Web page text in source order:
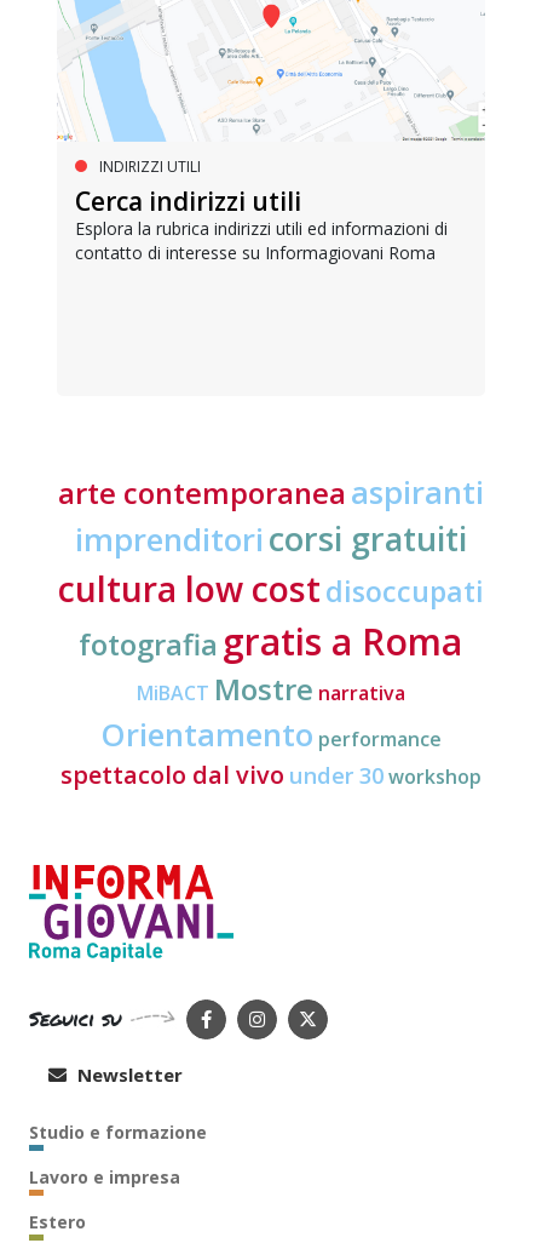
INDIRIZZI UTILI
Cerca indirizzi utili
Esplora la rubrica indirizzi utili ed informazioni di
contatto di interesse su Informagiovani Roma
arte contemporanea aspiranti
imprenditori corsi gratuiti
cultura low costdisoccupati
fotografia gratis a Roma
MiBACT Mostre narrativa
Orientamento performance
spettacolo dal vivo under 30workshop
Seguici su
Newsletter
Studio e formazione
Lavoro e impresa
Estero